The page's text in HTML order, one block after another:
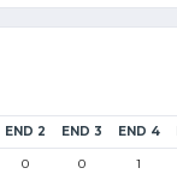
END 2 END 3 END 4
0 0 1